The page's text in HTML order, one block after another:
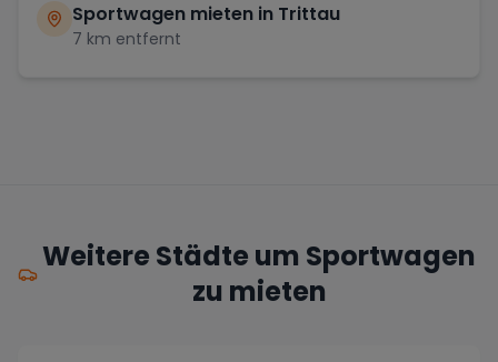
Sportwagen mieten in Trittau
7 km entfernt
Weitere Städte um Sportwagen
zu mieten